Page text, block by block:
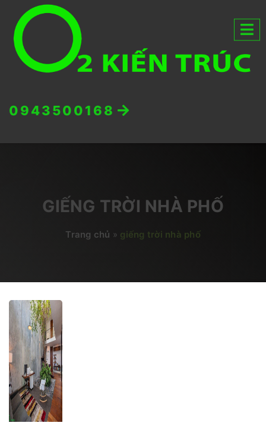
0943500168
GIẾNG TRỜI NHÀ PHỐ
Trang chủ » giếng trời nhà phố